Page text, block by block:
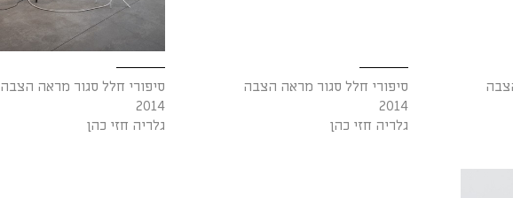
סיפורי חלל סגור מראה הצבה
2014
גלריה חזי כהן
סיפורי חלל סגור מראה הצבה
2014
גלריה חזי כהן